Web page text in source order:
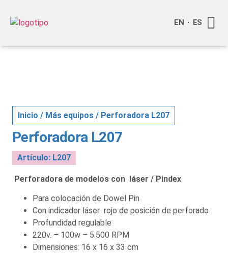
EN ES
Inicio / Más equipos / Perforadora L207
Perforadora L207
Artículo: L207
Perforadora de modelos con láser / Pindex
Para colocación de Dowel Pin
Con indicador láser rojo de posición de perforado
Profundidad regulable
220v. – 100w – 5.500 RPM
Dimensiones: 16 x 16 x 33 cm